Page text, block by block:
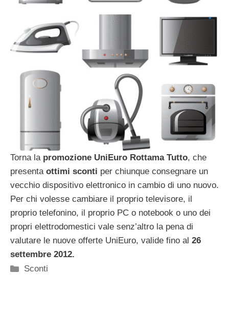
Torna la promozione UniEuro Rottama Tutto, che
presenta ottimi sconti per chiunque consegnare un
vecchio dispositivo elettronico in cambio di uno nuovo.
Per chi volesse cambiare il proprio televisore, il
proprio telefonino, il proprio PC o notebook o uno dei
propri elettrodomestici vale senz’altro la pena di
valutare le nuove offerte UniEuro, valide fino al 26
settembre 2012.
Categorie
Sconti